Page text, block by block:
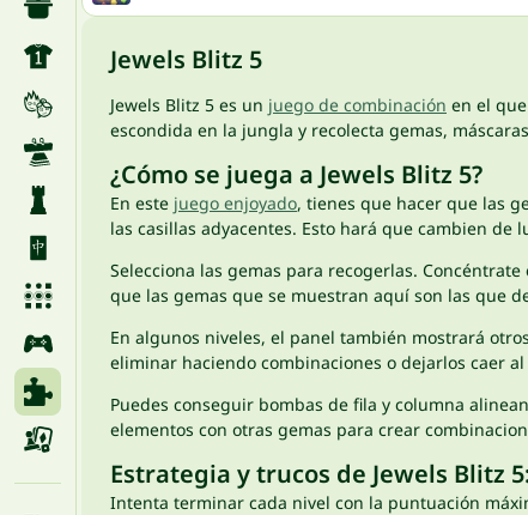
Jewels Blitz 5
Jewels Blitz 5 es un juego de combinación en el
escondida en la jungla y recolecta gemas,
¿Cómo se juega a Jewels Blitz 5?
En este juego enjoyado, tienes que hacer que las
las casillas adyacentes. Esto hará que cambien
Selecciona las gemas para recogerlas.
que las gemas que se muestran aquí son las que
En algunos niveles, el panel también mostrará
eliminar haciendo combinaciones o dejarlos caer
Puedes conseguir bombas de fila y columna
elementos con otras gemas para crear
Estrategia y trucos de Jewels Blitz
Intenta terminar cada nivel con la puntuación